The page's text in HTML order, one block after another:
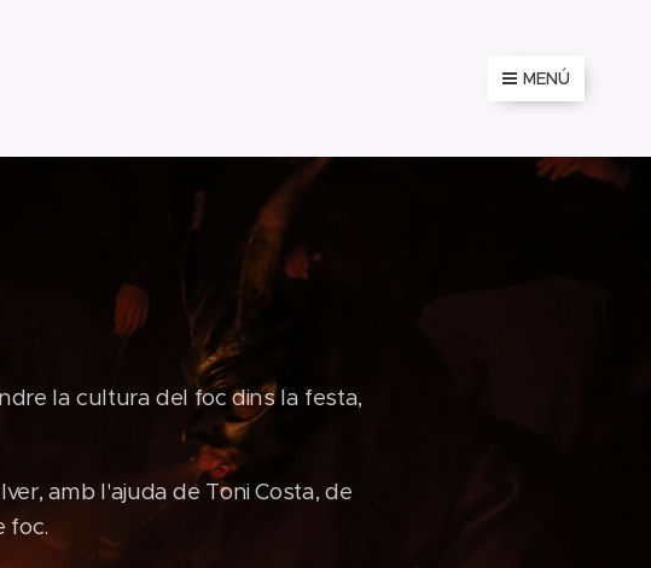
MENÚ
la cultura del foc dins la festa,
amb l'ajuda de Toni Costa, de
foc.